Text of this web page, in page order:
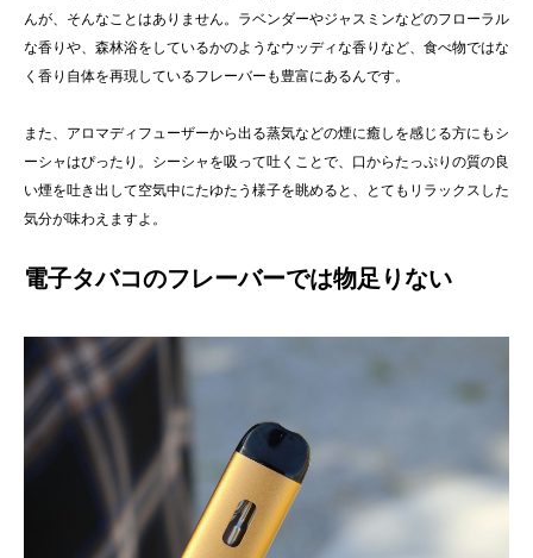
んが、そんなことはありません。ラベンダーやジャスミンなどのフローラル
な香りや、森林浴をしているかのようなウッディな香りなど、食べ物ではな
く香り自体を再現しているフレーバーも豊富にあるんです。
また、アロマディフューザーから出る蒸気などの煙に癒しを感じる方にもシ
ーシャはぴったり。シーシャを吸って吐くことで、口からたっぷりの質の良
い煙を吐き出して空気中にたゆたう様子を眺めると、とてもリラックスした
気分が味わえますよ。
電子タバコのフレーバーでは物足りない